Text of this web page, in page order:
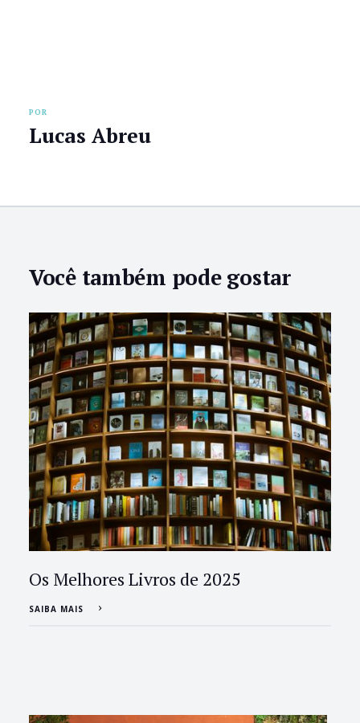
POR
Lucas Abreu
Você também pode gostar
Os Melhores Livros de 2025
SAIBA MAIS